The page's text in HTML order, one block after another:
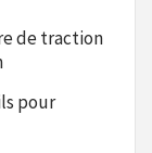
de traction
pour